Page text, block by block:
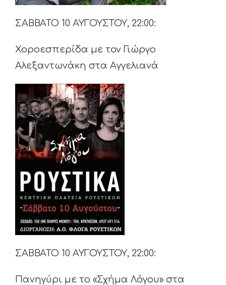
ΣΑΒΒΑΤΟ 10 ΑΥΓΟΥΣΤΟΥ, 22:00:
Χοροεσπερίδα με τον Γιώργο
Αλεξαντωνάκη στα Αγγελιανά
ΣΑΒΒΑΤΟ 10 ΑΥΓΟΥΣΤΟΥ, 22:00:
Πανηγύρι με το «Σχήμα Λόγου» στα